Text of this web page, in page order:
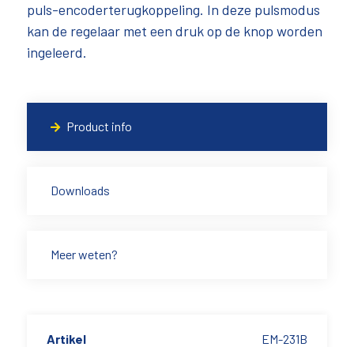
puls-encoderterugkoppeling. In deze pulsmodus
kan de regelaar met een druk op de knop worden
ingeleerd.
Product info
Downloads
Meer weten?
Artikel EM-231B